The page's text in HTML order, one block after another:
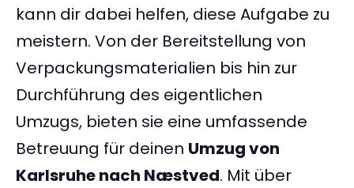
kann dir dabei helfen, diese Aufgabe zu
meistern. Von der Bereitstellung von
Verpackungsmaterialien bis hin zur
Durchführung des eigentlichen
Umzugs, bieten sie eine umfassende
Betreuung für deinen Umzug von
Karlsruhe nach Næstved. Mit über